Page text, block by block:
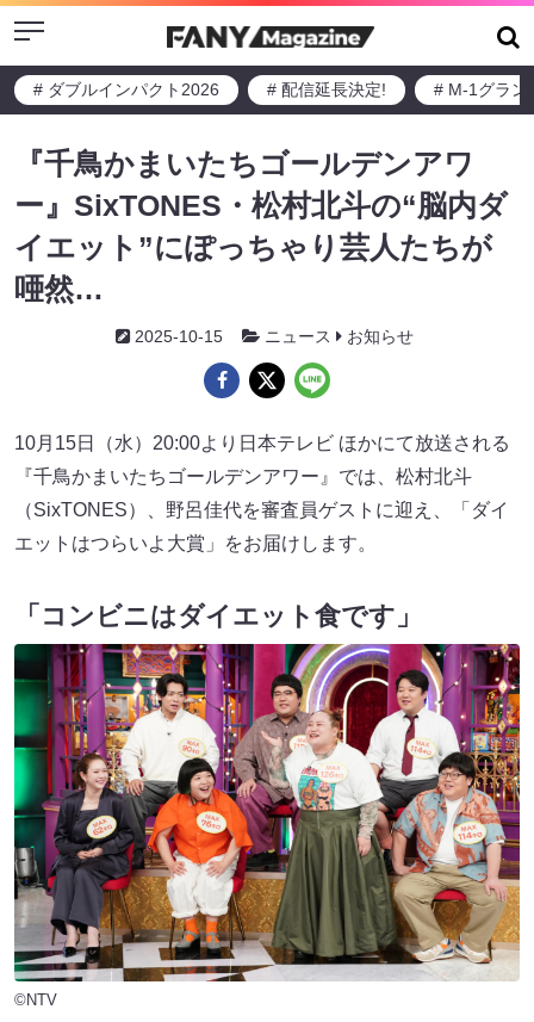
Menu
# ダブルインパクト2026 # 配信延長決定! # M-1グラン
『千鳥かまいたちゴールデンアワ
ー』SixTONES・松村北斗の“脳内ダ
イエット”にぽっちゃり芸人たちが
唖然…
2025-10-15 ニュース お知らせ
10月15日（水）20:00より日本テレビ ほかにて放送される
『千鳥かまいたちゴールデンアワー』では、松村北斗
（SixTONES）、野呂佳代を審査員ゲストに迎え、「ダイ
エットはつらいよ大賞」をお届けします。
「コンビニはダイエット食です」
©NTV